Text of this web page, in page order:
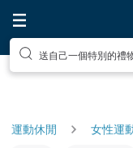
送自己一個特別的禮
運動休閒 女性運